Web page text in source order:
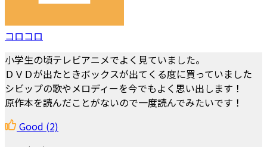
コロコロ
小学生の頃テレビアニメでよく見ていました。
ＤＶＤが出たときボックスが出てくる度に買っていました
シビップの歌やメロディーを今でもよく思い出します！
原作本を読んだことがないので一度読んでみたいです！
Good (2)